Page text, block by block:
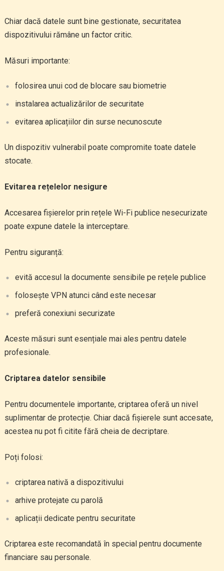
Chiar dacă datele sunt bine gestionate, securitatea
dispozitivului rămâne un factor critic.
Măsuri importante:
folosirea unui cod de blocare sau biometrie
instalarea actualizărilor de securitate
evitarea aplicațiilor din surse necunoscute
Un dispozitiv vulnerabil poate compromite toate datele
stocate.
Evitarea rețelelor nesigure
Accesarea fișierelor prin rețele Wi-Fi publice nesecurizate
poate expune datele la interceptare.
Pentru siguranță:
evită accesul la documente sensibile pe rețele publice
folosește VPN atunci când este necesar
preferă conexiuni securizate
Aceste măsuri sunt esențiale mai ales pentru datele
profesionale.
Criptarea datelor sensibile
Pentru documentele importante, criptarea oferă un nivel
suplimentar de protecție. Chiar dacă fișierele sunt accesate,
acestea nu pot fi citite fără cheia de decriptare.
Poți folosi:
criptarea nativă a dispozitivului
arhive protejate cu parolă
aplicații dedicate pentru securitate
Criptarea este recomandată în special pentru documente
financiare sau personale.